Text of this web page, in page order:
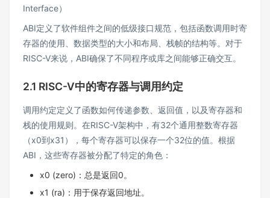
Interface）
ABI定义了软件组件之间的低级接口规范，包括函数调用时寄
存器的使用、数据类型的大小和布局、栈帧的结构等。对于
RISC-V来说，ABI确保了不同程序或库之间能够正确交互。
2.1 RISC-V中的寄存器与调用约定
调用约定定义了函数如何传递参数、返回值，以及寄存器和
栈的使用规则。在RISC-V架构中，有32个通用整数寄存器
（x0到x31），每个寄存器可以保存一个32位的值。根据
ABI，这些寄存器被分配了特定的角色：
x0 (zero)：总是返回0。
x1 (ra)：用于保存返回地址。